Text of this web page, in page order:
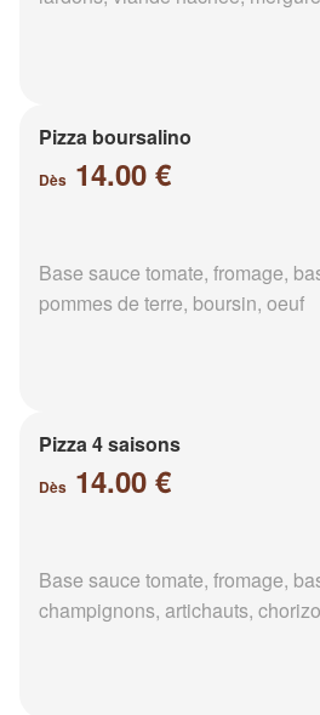
Pizza boursalino
Dès 14.00 €
Base sauce tomate, fromage,
pommes de terre, boursin, oeuf
Pizza 4 saisons
Dès 14.00 €
Base sauce tomate, fromage,
champignons, artichauts,